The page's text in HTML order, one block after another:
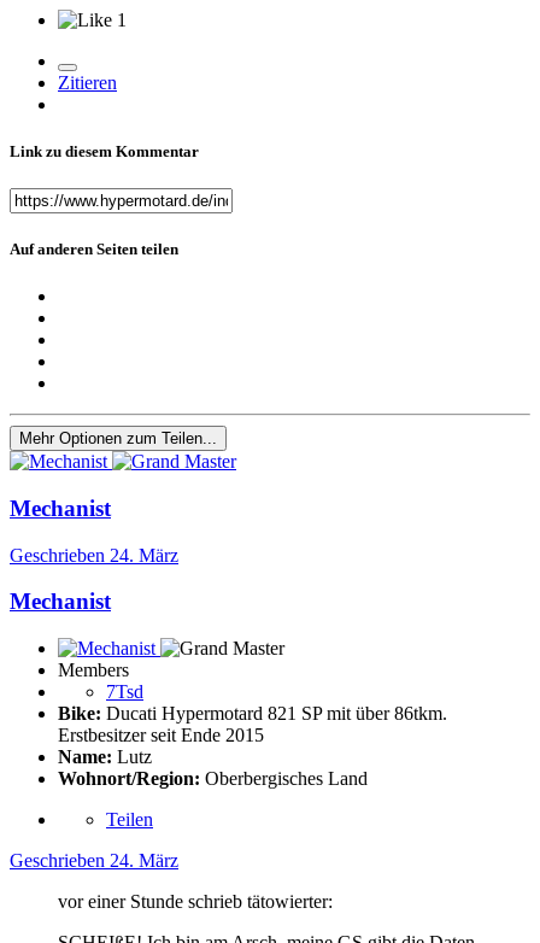
1
Zitieren
Link zu diesem Kommentar
Auf anderen Seiten teilen
Mehr Optionen zum Teilen...
Mechanist
Geschrieben 24. März
Mechanist
Members
7Tsd
Bike: Ducati Hypermotard 821 SP mit über 86tkm.
Erstbesitzer seit Ende 2015
Name: Lutz
Wohnort/Region: Oberbergisches Land
Teilen
Geschrieben 24. März
vor einer Stunde schrieb tätowierter: